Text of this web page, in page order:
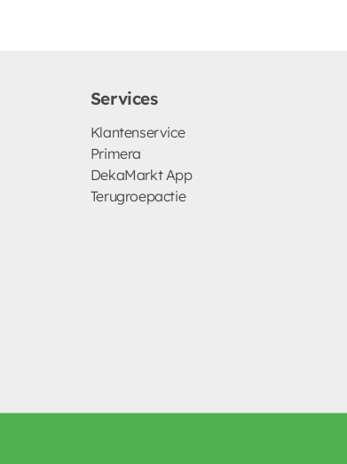
Services
Klantenservice
Primera
DekaMarkt App
Terugroepactie